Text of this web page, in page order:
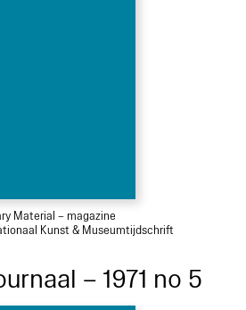
Material – magazine
Kunst & Museumtijdschrift
– 1971 no 5